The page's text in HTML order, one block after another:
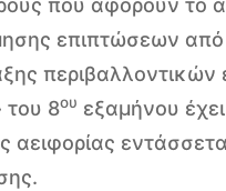
που αφορούν το
επιπτώσεων
του 8ου εξαμήνου